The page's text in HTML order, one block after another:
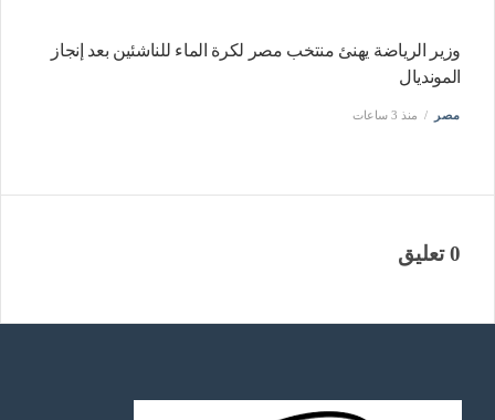
وزير الرياضة يهنئ منتخب مصر لكرة الماء للناشئين بعد إنجاز
المونديال
مصر منذ 3 ساعات
0 تعليق